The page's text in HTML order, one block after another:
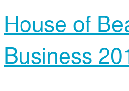
House of
Business